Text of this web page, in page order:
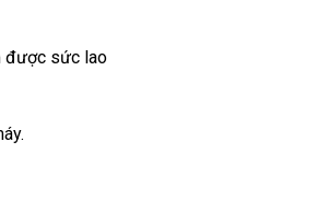
được sức lao